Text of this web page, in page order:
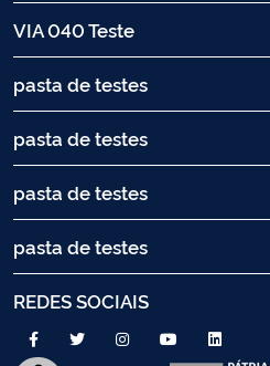
VIA 040 Teste
pasta de testes
pasta de testes
pasta de testes
pasta de testes
REDES SOCIAIS